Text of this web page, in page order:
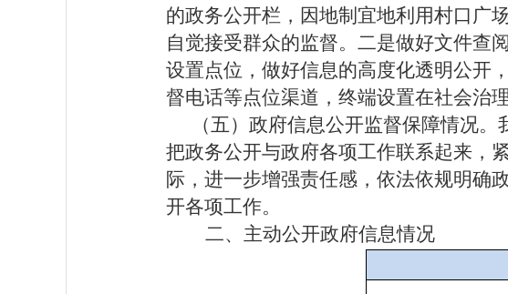
的政务公开栏，因地制宜地利用村口广
自觉接受群众的监督。二是做好文件查
设置点位，做好信息的高度化透明公开
督电话等点位渠道，终端设置在社会治理
（五）政府信息公开监督保障情况。
把政务公开与政府各项工作联系起来，
际，进一步增强责任感，依法依规明确
开各项工作。
二、主动公开政府信息情况